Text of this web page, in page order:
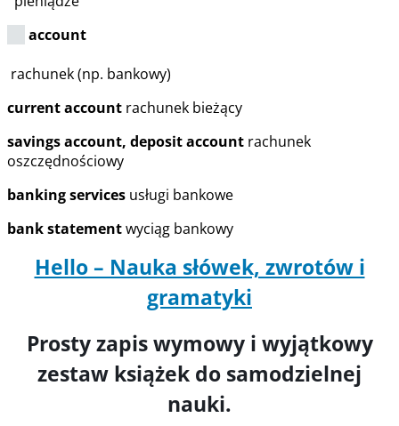
account
rachunek (np. bankowy)
current account rachunek bieżący
savings account, deposit account rachunek
oszczędnościowy
banking services usługi bankowe
bank statementwyciąg bankowy
Hello – Nauka słówek, zwrotów i
gramatyki
Prosty zapis wymowy i wyjątkowy
zestaw książek do samodzielnej
nauki.